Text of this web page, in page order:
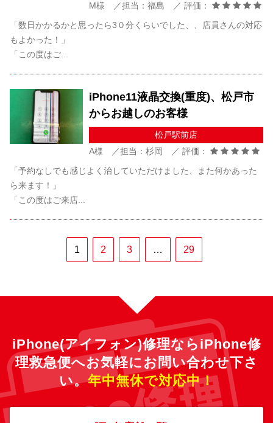
M様 ／担当：福島 ／ 評価：
「数日かかるかと思ったら3０分くらいでした、、店員さんの対応
もよかった！」
「この度はご...
iPhone11液晶交換(重度)、松戸市
からお越しのお客様
松戸駅前店
A様 ／担当：杉岡 ／ 評価：
「予約なしでも感じよく治していただけました、また何かあった
ら来ます！」
「この度はご来店...
1 2 3 … 29
iPhone(アイフォン)修理ならiPhone修
理救急便へお気軽にお問い合わせ下さ
い。年中無休で対応中！